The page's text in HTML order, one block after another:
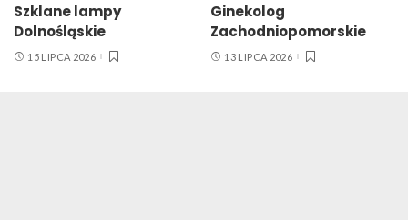
Szklane lampy
Dolnośląskie
15 LIPCA 2026
Ginekolog
Zachodniopomorskie
13 LIPCA 2026